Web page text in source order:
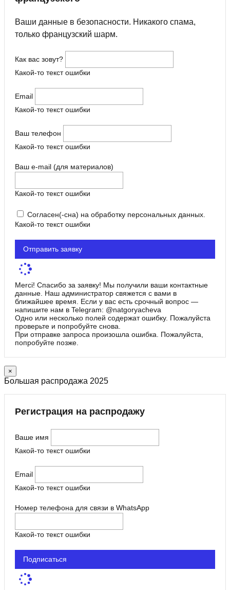
Ваши данные в безопасности. Никакого спама,
только французский шарм.
Как вас зовут?
Какой-то текст ошибки
Email
Какой-то текст ошибки
Ваш телефон
Какой-то текст ошибки
Ваш e-mail (для материалов)
Какой-то текст ошибки
Согласен(-сна) на обработку персональных данных.
Какой-то текст ошибки
Отправить заявку
Merci! Спасибо за заявку! Мы получили ваши контактные
данные. Наш администратор свяжется с вами в
ближайшее время. Если у вас есть срочный вопрос —
напишите нам в Telegram: @natgoryacheva
Одно или несколько полей содержат ошибку. Пожалуйста
проверьте и попробуйте снова.
При отправке запроса произошла ошибка. Пожалуйста,
попробуйте позже.
×
Большая распродажа 2025
Регистрация на распродажу
Ваше имя
Какой-то текст ошибки
Email
Какой-то текст ошибки
Номер телефона для связи в WhatsApp
Какой-то текст ошибки
Подписаться